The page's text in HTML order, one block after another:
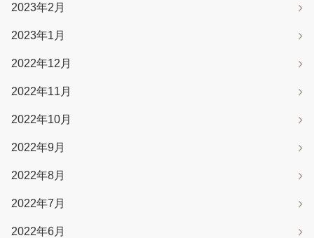
2023年2月
2023年1月
2022年12月
2022年11月
2022年10月
2022年9月
2022年8月
2022年7月
2022年6月